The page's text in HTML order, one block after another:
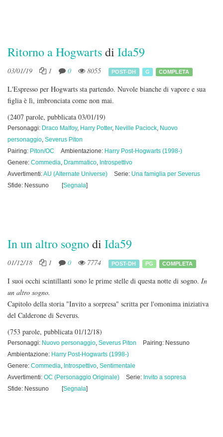
Ritorno a Hogwartsdi Ida59
03/01/19 1 0 8055 POST-DH G COMPLETA
L'Espresso per Hogwarts sta partendo. Nuvole bianche di vapore e sua
figlia è lì, imbronciata come non mai.
(2407 parole, pubblicata 03/01/19)
Personaggi: Draco Malfoy, Harry Potter, Neville Paciock, Nuovo
personaggio, Severus Piton
Pairing: Piton/OC Ambientazione: Harry Post-Hogwarts (1998-)
Genere: Commedia, Drammatico, Introspettivo
Avvertimenti:AU (Alternate Universe) Serie: Una famiglia per Severus
Sfide: Nessuno
[Segnala]
In un altro sognodi Ida59
01/12/18 1 0 7774 POST-DH PG COMPLETA
I suoi occhi scintillanti sono le prime stelle di questa notte di sogno. In
un altro sogno.
Capitolo della storia "Invito a sorpresa" scritta per l'omonima iniziativa
del Calderone di Severus.
(753 parole, pubblicata 01/12/18)
Personaggi: Nuovo personaggio, Severus Piton
Pairing: Nessuno
Ambientazione: Harry Post-Hogwarts (1998-)
Genere: Commedia, Introspettivo, Sentimentale
Avvertimenti: OC (Personaggio Originale) Serie: Invito a sopresa
Sfide: Nessuno
[Segnala]